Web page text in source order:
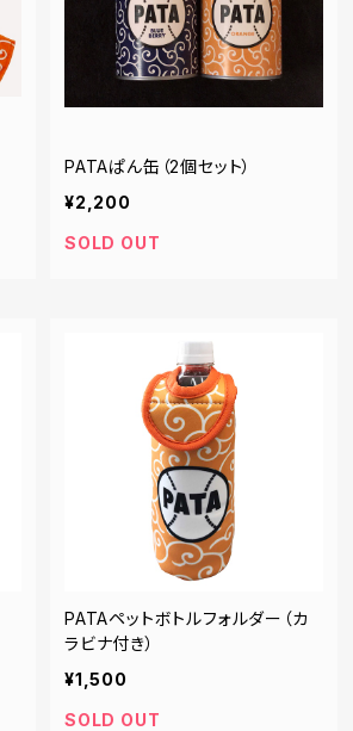
PATAぱん缶（2個セット）
¥2,200
SOLD OUT
PATAペットボトルフォルダー（カ
ラビナ付き）
¥1,500
SOLD OUT